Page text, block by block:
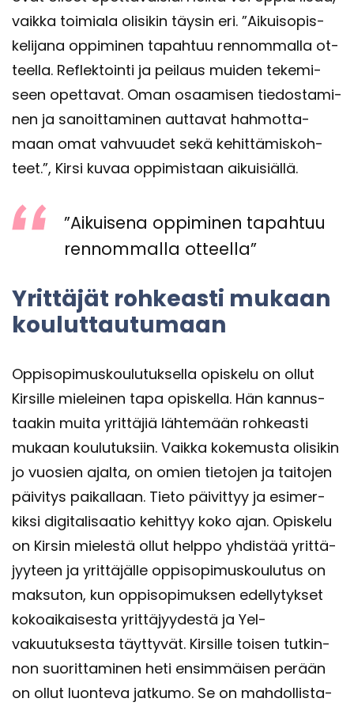
vaik­ka toi­mia­la oli­si­kin täy­sin eri. ”Ai­kuis­opis­
ke­li­ja­na op­pi­mi­nen ta­pah­tuu ren­nom­mal­la ot­
teel­la. Reflek­toin­ti ja pei­laus mui­den te­ke­mi­
seen opet­ta­vat. Oman osaa­mi­sen tie­dos­ta­mi­
nen ja sa­noit­ta­mi­nen aut­ta­vat hah­mot­ta­
maan omat vah­vuu­det sekä ke­hit­tä­mis­koh­
teet.”, Kirsi kuvaa op­pi­mis­taan ai­kui­siäl­lä.
”Ai­kui­se­na op­pi­mi­nen ta­pah­tuu
ren­nom­mal­la ot­teel­la”
Yrit­tä­jät roh­keas­ti mu­kaan
kou­lut­tau­tu­maan
Op­pi­so­pi­mus­kou­lu­tuk­sel­la opis­ke­lu on ollut
Kir­sil­le mie­lei­nen tapa opis­kel­la. Hän kan­nus­
taa­kin muita yrit­tä­jiä läh­te­mään roh­keas­ti
mu­kaan kou­lu­tuk­siin. Vaik­ka ko­ke­mus­ta oli­si­kin
jo vuo­sien ajal­ta, on omien tie­to­jen ja tai­to­jen
päi­vi­tys pai­kal­laan. Tieto päi­vit­tyy ja esi­mer­
kik­si di­gi­ta­li­saa­tio ke­hit­tyy koko ajan. Opis­ke­lu
on Kir­sin mie­les­tä ollut help­po yh­dis­tää yrit­tä­
jyy­teen ja yrit­tä­jäl­le op­pi­so­pi­mus­kou­lu­tus on
mak­su­ton, kun op­pi­so­pi­muk­sen edel­ly­tyk­set
ko­koai­kai­ses­ta yrit­tä­jyy­des­tä ja Yel-​
vakuutuksesta täyt­ty­vät. Kir­sil­le toi­sen tut­kin­
non suo­rit­ta­mi­nen heti en­sim­mäi­sen pe­rään
on ollut luon­te­va jat­ku­mo. Se on mah­dol­lis­ta­